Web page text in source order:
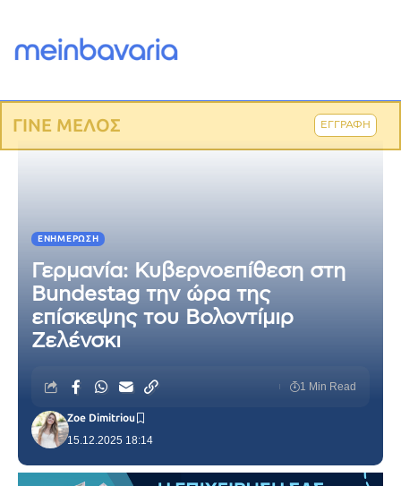
ΓΙΝΕ ΜΕΛΟΣ ΕΓΓΡΑΦΗ
ΕΝΗΜΈΡΩΣΗ
Γερμανία: Κυβερνοεπίθεση στη
Bundestag την ώρα της
επίσκεψης του Βολοντίμιρ
Ζελένσκι
15.12.2025 18:14
Zoe Dimitriou
1 Min Read